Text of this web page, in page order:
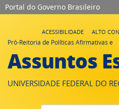
Portal do Governo Brasileiro
ACESSIBILIDADE ALTO
Pró-Reitoria de Políticas Afirmativas e
Assuntos
UNIVERSIDADE FEDERAL DO